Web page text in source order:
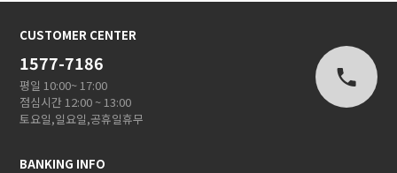
CUSTOMER CENTER
1577-7186
평일 10:00~ 17:00
점심시간 12:00 ~ 13:00
토요일,일요일,공휴일휴무
BANKING INFO